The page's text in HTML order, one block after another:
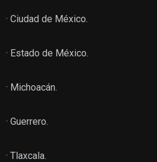
· Ciudad de México.
· Estado de México.
· Michoacán.
· Guerrero.
· Tlaxcala.